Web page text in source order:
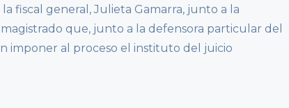
fiscal general, Julieta Gamarra, junto a la
que, junto a la defensora particular del
imponer al proceso el instituto del juicio